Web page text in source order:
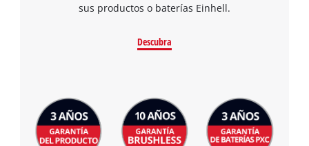
sus productos o baterías Einhell.
Descubra